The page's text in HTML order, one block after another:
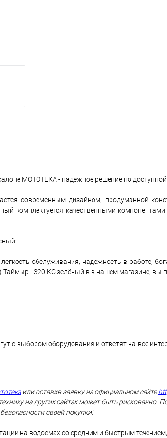
МОТОТЕКА - надежное решение по доступной
современным дизайном, продуманной
комплектуется качественными
обслуживания, надежность в работе,
- 320 KС зелёный в в нашем магазине, вы
с выбором оборудования и ответят на все
или оставив заявку на официальном сайте
на других сайтах может быть рискованно.
своей покупки!
на водоемах со средним и быстрым